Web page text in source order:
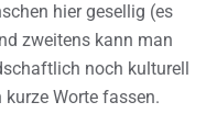
hier gesellig (es
zweitens kann man
noch kulturell
Worte fassen.